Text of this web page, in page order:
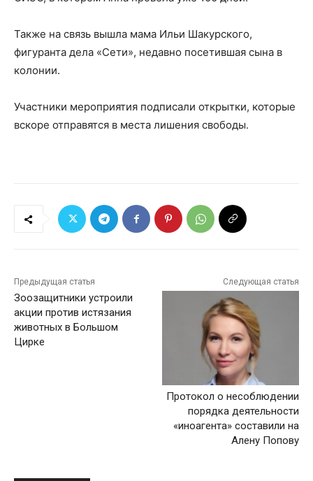
Также на связь вышла мама Ильи Шакурского,
фигуранта дела «Сети», недавно посетившая сына в
колонии.
Участники мероприятия подписали открытки, которые
вскоре отправятся в места лишения свободы.
Предыдущая статья
Зоозащитники устроили
акции против истязания
животных в Большом
Цирке
Следующая статья
Протокол о несоблюдении
порядка деятельности
«иноагента» составили на
Алену Попову